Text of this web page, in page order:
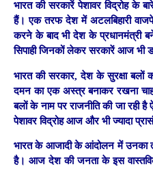
भारत की सरकारें पेशावर विद्रोह के
हैं। एक तरफ देश में अटलबिहारी
करने के बाद भी देश के प्रधानमंत्री
सिपाही जिनकों लेकर सरकारें आज भी
भारत की सरकार, देश के सुरक्षा
दमन का एक अस्त्र बनाकर रखना
बलों के नाम पर राजनीति की जा रही
पेशावर विद्रोह आज और भी ज्यादा
भारत के आजादी के आंदोलन में उनका
है। आज देश की जनता के इस